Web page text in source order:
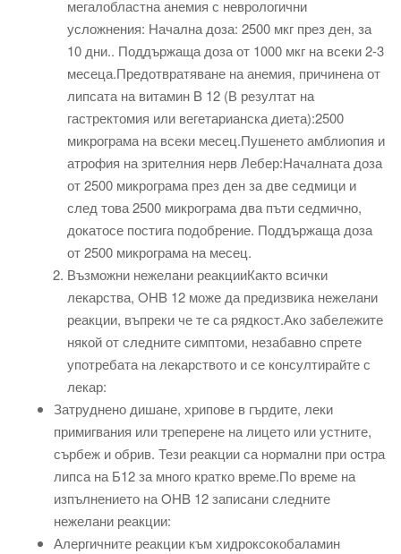
мегалобластна анемия с неврологични
усложнения: Начална доза: 2500 мкг през ден, за
10 дни.. Поддържаща доза от 1000 мкг на всеки 2-3
месеца.Предотвратяване на анемия, причинена от
липсата на витамин B 12 (В резултат на
гастректомия или вегетарианска диета):2500
микрограма на всеки месец.Пушенето амблиопия и
атрофия на зрителния нерв Лебер:Началната доза
от 2500 микрограма през ден за две седмици и
след това 2500 микрограма два пъти седмично,
докатосе постига подобрение. Поддържаща доза
от 2500 микрограма на месец.
Възможни нежелани реакцииКакто всички
лекарства, OHB 12 може да предизвика нежелани
реакции, въпреки че те са рядкост.Ако забележите
някой от следните симптоми, незабавно спрете
употребата на лекарството и се консултирайте с
лекар:
Затруднено дишане, хрипове в гърдите, леки
примигвания или треперене на лицето или устните,
сърбеж и обрив. Тези реакции са нормални при остра
липса на Б12 за много кратко време.По време на
изпълнението на OHB 12 записани следните
нежелани реакции:
Алергичните реакции към хидроксокобаламин